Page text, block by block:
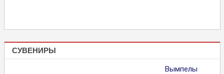
СУВЕНИРЫ
Вымпелы